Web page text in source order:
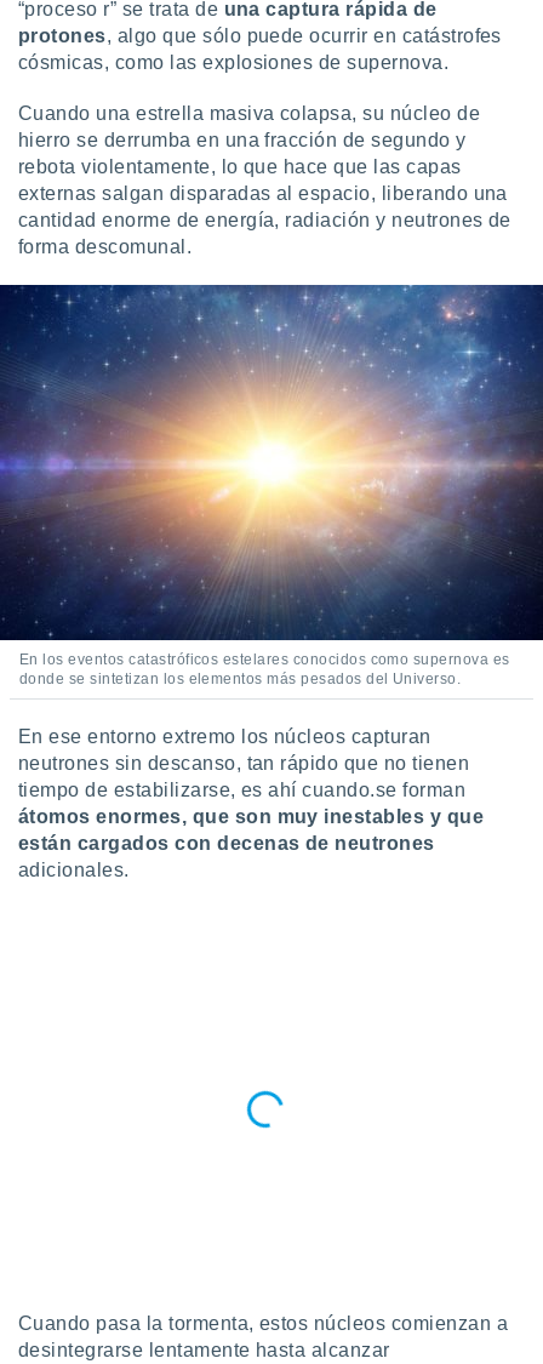
“proceso r” se trata de una captura rápida de
protones, algo que sólo puede ocurrir en catástrofes
cósmicas, como las explosiones de supernova.
Cuando una estrella masiva colapsa, su núcleo de
hierro se derrumba en una fracción de segundo y
rebota violentamente, lo que hace que las capas
externas salgan disparadas al espacio, liberando una
cantidad enorme de energía, radiación y neutrones de
forma descomunal.
En los eventos catastróficos estelares conocidos como supernova es
donde se sintetizan los elementos más pesados del Universo.
En ese entorno extremo los núcleos capturan
neutrones sin descanso, tan rápido que no tienen
tiempo de estabilizarse, es ahí cuando.se forman
átomos enormes, que son muy inestables y que
están cargados con decenas de neutrones
adicionales.
Cuando pasa la tormenta, estos núcleos comienzan a
desintegrarse lentamente hasta alcanzar